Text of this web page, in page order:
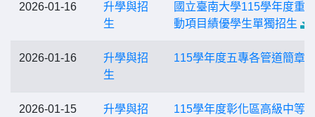
2026-01-16
升學與招
生
國立臺南大學115學年度重
動項目績優學生單獨招生
2026-01-16
升學與招
生
115學年度五專各管道簡章
2026-01-15
升學與招
115學年度彰化區高級中等